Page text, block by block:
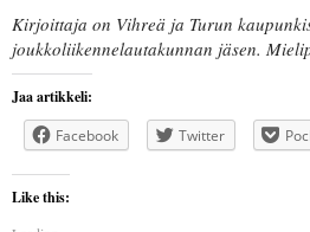
Kirjoittaja on Vihreä ja Turun
joukkoliikennelautakunnan jäsen.
Jaa artikkeli:
Facebook
Twitter
Like this: